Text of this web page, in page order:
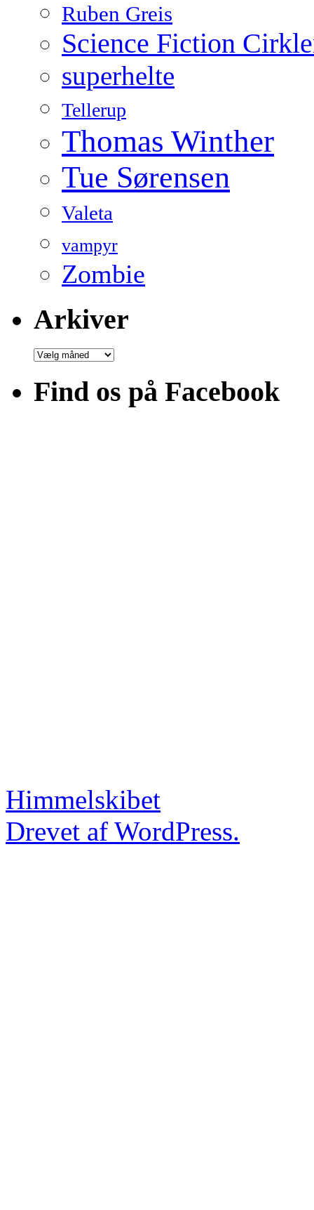
Ruben Greis
Science Fiction
superhelte
Tellerup
Thomas Winther
Tue Sørensen
Valeta
vampyr
Zombie
Arkiver
Arkiver
Find os på Facebook
Himmelskibet
Drevet af WordPress.